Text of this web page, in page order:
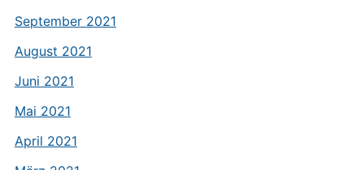
September 2021
August 2021
Juni 2021
Mai 2021
April 2021